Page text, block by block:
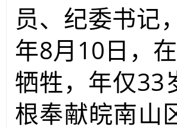
员、纪委书记
年8月10日，
牺牲，年仅33
根奉献皖南山